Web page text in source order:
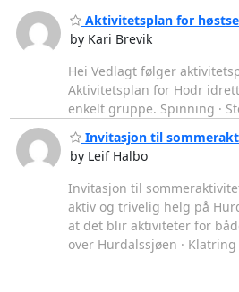
Aktivitetsplan for
by Kari Brevik
Hei Vedlagt følger
Aktivitetsplan for Hodr
enkelt gruppe. Spinning ·
Invitasjon til
by Leif Halbo
Invitasjon til
aktiv og trivelig helg på
at det blir aktiviteter for
over Hurdalssjøen · Klatring